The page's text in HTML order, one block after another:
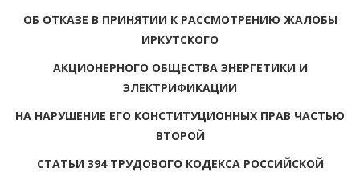
ОБ ОТКАЗЕ В ПРИНЯТИИ К РАССМОТРЕНИЮ ЖАЛОБЫ
ИРКУТСКОГО
АКЦИОНЕРНОГО ОБЩЕСТВА ЭНЕРГЕТИКИ И
ЭЛЕКТРИФИКАЦИИ
НА НАРУШЕНИЕ ЕГО КОНСТИТУЦИОННЫХ ПРАВ ЧАСТЬЮ
ВТОРОЙ
СТАТЬИ 394 ТРУДОВОГО КОДЕКСА РОССИЙСКОЙ